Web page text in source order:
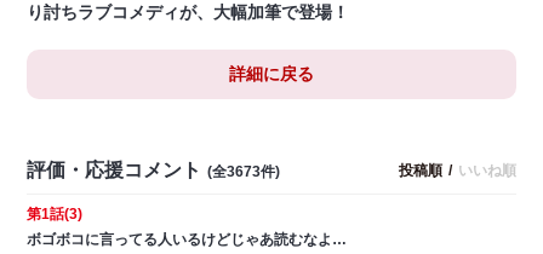
り討ちラブコメディが、大幅加筆で登場！
詳細に戻る
評価・応援コメント (全3673件) 投稿順 / いいね順
第1話(3)
ボゴボコに言ってる人いるけどじゃあ読むなよ…